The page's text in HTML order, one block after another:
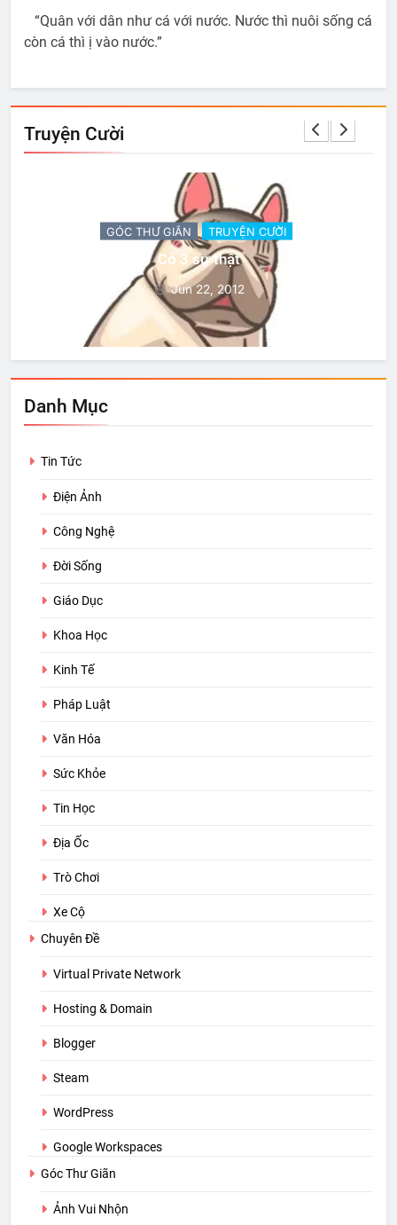
“Quân với dân như cá với nước. Nước thì nuôi sống cá
còn cá thì ị vào nước.”
Truyện Cười
GÓC THƯ GIÃN TRUYỆN CƯỜI
Có 3 sự thật
Jun 22, 2012
Danh Mục
Tin Tức
Điện Ảnh
Công Nghệ
Đời Sống
Giáo Dục
Khoa Học
Kinh Tế
Pháp Luật
Văn Hóa
Sức Khỏe
Tin Học
Địa Ốc
Trò Chơi
Xe Cộ
Chuyên Đề
Virtual Private Network
Hosting & Domain
Blogger
Steam
WordPress
Google Workspaces
Góc Thư Giãn
Ảnh Vui Nhộn